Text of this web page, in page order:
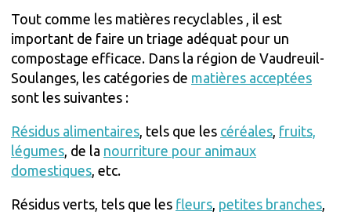
Tout comme les matières recyclables , il est
important de faire un triage adéquat pour un
compostage efficace. Dans la région de Vaudreuil-
Soulanges, les catégories de matières acceptées
sont les suivantes :
Résidus alimentaires, tels que les céréales, fruits,
légumes, de la nourriture pour animaux
domestiques, etc.
Résidus verts, tels que les fleurs, petites branches,